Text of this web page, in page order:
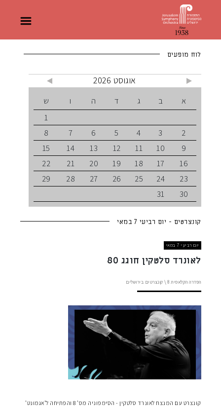
קונצרטים - יום רביעי 7 במאי
יום רביעי 7 במאי
הסדרה הקלאסית קונצרטים בירושלים
לאונרד סלטקין חוגג 80
קונצרט עם המנצח לאונרד סלטקין - הסימפוניה מס' 8 והפתיחה ל'אגמונט'
לוח מופעים
אוגוסט 2026
א ב ג ד ה ו
ש
1
2
3
4
5
6
7
8
9
10
11
12
13
14
15
16
17
18
19
20
21
22
23
24
25
26
27
28
29
30
31